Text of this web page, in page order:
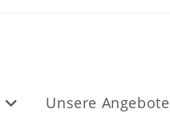
Unsere Angebote